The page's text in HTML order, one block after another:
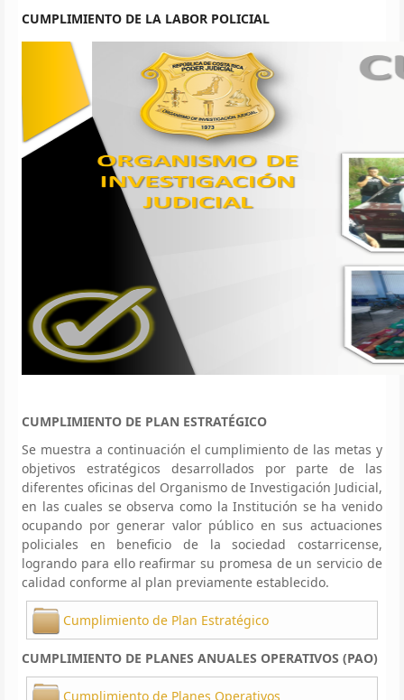
CUMPLIMIENTO DE LA LABOR POLICIAL
CUMPLIMIENTO DE PLAN ESTRATÉGICO
Se muestra a continuación el cumplimiento de las metas y
objetivos estratégicos desarrollados por parte de las
diferentes oficinas del Organismo de Investigación Judicial,
en las cuales se observa como la Institución se ha venido
ocupando por generar valor público en sus actuaciones
policiales en beneficio de la sociedad costarricense,
logrando para ello reafirmar su promesa de un servicio de
calidad conforme al plan previamente establecido.
Cumplimiento de Plan Estratégico
CUMPLIMIENTO DE PLANES ANUALES OPERATIVOS (PAO)
Cumplimiento de Planes Operativos